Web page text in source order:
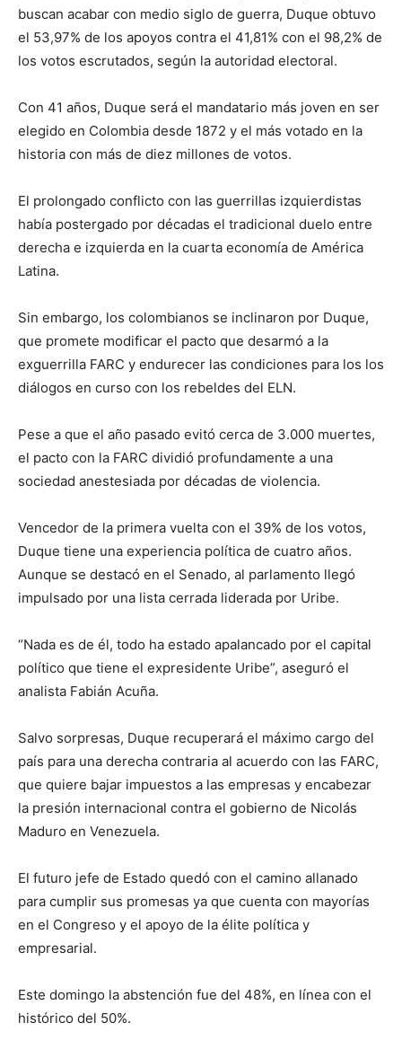
buscan acabar con medio siglo de guerra, Duque obtuvo
el 53,97% de los apoyos contra el 41,81% con el 98,2% de
los votos escrutados, según la autoridad electoral.
Con 41 años, Duque será el mandatario más joven en ser
elegido en Colombia desde 1872 y el más votado en la
historia con más de diez millones de votos.
El prolongado conflicto con las guerrillas izquierdistas
había postergado por décadas el tradicional duelo entre
derecha e izquierda en la cuarta economía de América
Latina.
Sin embargo, los colombianos se inclinaron por Duque,
que promete modificar el pacto que desarmó a la
exguerrilla FARC y endurecer las condiciones para los los
diálogos en curso con los rebeldes del ELN.
Pese a que el año pasado evitó cerca de 3.000 muertes,
el pacto con la FARC dividió profundamente a una
sociedad anestesiada por décadas de violencia.
Vencedor de la primera vuelta con el 39% de los votos,
Duque tiene una experiencia política de cuatro años.
Aunque se destacó en el Senado, al parlamento llegó
impulsado por una lista cerrada liderada por Uribe.
“Nada es de él, todo ha estado apalancado por el capital
político que tiene el expresidente Uribe”, aseguró el
analista Fabián Acuña.
Salvo sorpresas, Duque recuperará el máximo cargo del
país para una derecha contraria al acuerdo con las FARC,
que quiere bajar impuestos a las empresas y encabezar
la presión internacional contra el gobierno de Nicolás
Maduro en Venezuela.
El futuro jefe de Estado quedó con el camino allanado
para cumplir sus promesas ya que cuenta con mayorías
en el Congreso y el apoyo de la élite política y
empresarial.
Este domingo la abstención fue del 48%, en línea con el
histórico del 50%.